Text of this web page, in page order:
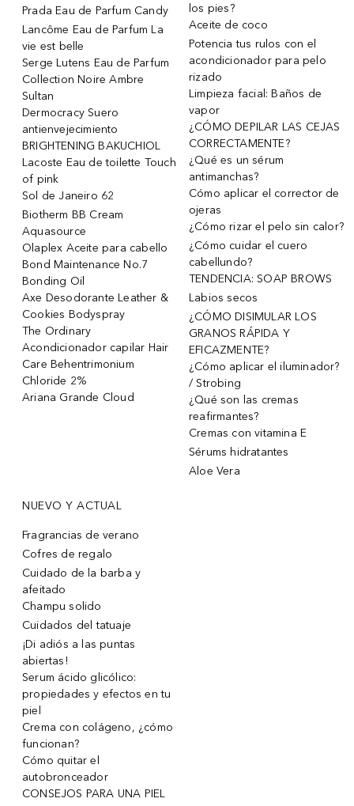
Prada Eau de Parfum Candy
Lancôme Eau de Parfum La
vie est belle
Serge Lutens Eau de Parfum
Collection Noire Ambre
Sultan
Dermocracy Suero
antienvejecimiento
BRIGHTENING BAKUCHIOL
Lacoste Eau de toilette Touch
of pink
Sol de Janeiro 62
Biotherm BB Cream
Aquasource
Olaplex Aceite para cabello
Bond Maintenance No.7
Bonding Oil
Axe Desodorante Leather &
Cookies Bodyspray
The Ordinary
Acondicionador capilar Hair
Care Behentrimonium
Chloride 2%
Ariana Grande Cloud
los pies?
Aceite de coco
Potencia tus rulos con el
acondicionador para pelo
rizado
Limpieza facial: Baños de
vapor
¿CÓMO DEPILAR LAS CEJAS
CORRECTAMENTE?
¿Qué es un sérum
antimanchas?
Cómo aplicar el corrector de
ojeras
¿Cómo rizar el pelo sin calor?
¿Cómo cuidar el cuero
cabellundo?
TENDENCIA: SOAP BROWS
Labios secos
¿CÓMO DISIMULAR LOS
GRANOS RÁPIDA Y
EFICAZMENTE?
¿Cómo aplicar el iluminador?
/ Strobing
¿Qué son las cremas
reafirmantes?
Cremas con vitamina E
Sérums hidratantes
Aloe Vera
NUEVO Y ACTUAL
Fragrancias de verano
Cofres de regalo
Cuidado de la barba y
afeitado
Champu solido
Cuidados del tatuaje
¡Di adiós a las puntas
abiertas!
Serum ácido glicólico:
propiedades y efectos en tu
piel
Crema con colágeno, ¿cómo
funcionan?
Cómo quitar el
autobronceador
CONSEJOS PARA UNA PIEL